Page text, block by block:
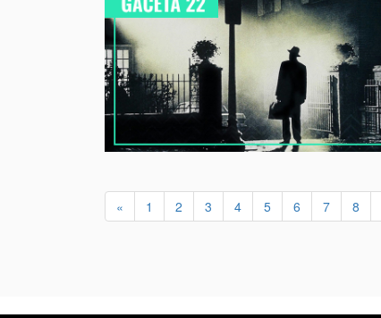
« 1 2 3 4 5 6 7 8